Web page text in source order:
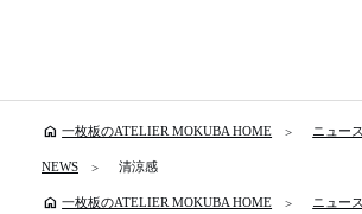
home 一枚板のATELIER MOKUBA HOME ニュー
NEWS 清涼感
home 一枚板のATELIER MOKUBA HOME ニュー